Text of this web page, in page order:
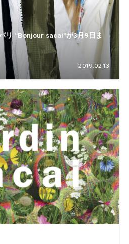
リ “Bonjour sacai”が3月9日ま
2019.02.13